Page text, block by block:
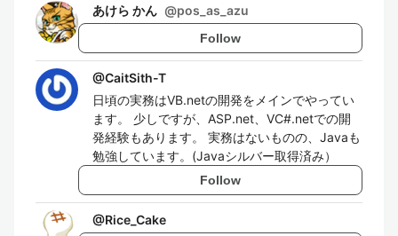
あけら かん @pos_as_azu
Follow
@CaitSith-T
日頃の実務はVB.netの開発をメインでやってい
ます。 少しですが、ASP.net、VC#.netでの開
発経験もあります。 実務はないものの、Javaも
勉強しています。(Javaシルバー取得済み）
Follow
@Rice_Cake